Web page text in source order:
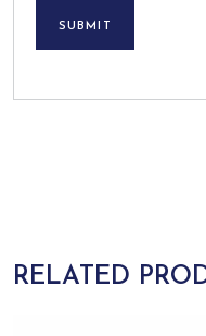
SUBMIT
RELATED